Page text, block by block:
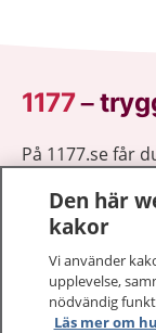
1177–
På 1177.se får
Logga in för att
vårdärenden.
1177 ger dig
Den här
kakor
Vi använder
upplevelse,
nödvändig
Läs mer om